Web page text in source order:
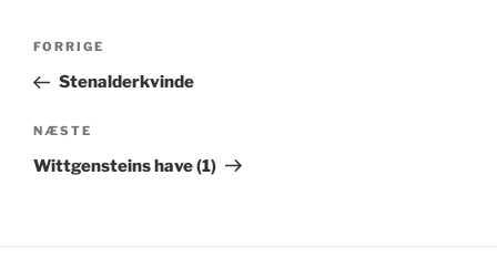
Indlægsnavigation
Forrige
indlæg
FORRIGE
Stenalderkvinde
Næste
indlæg
NÆSTE
Wittgensteins have (1)